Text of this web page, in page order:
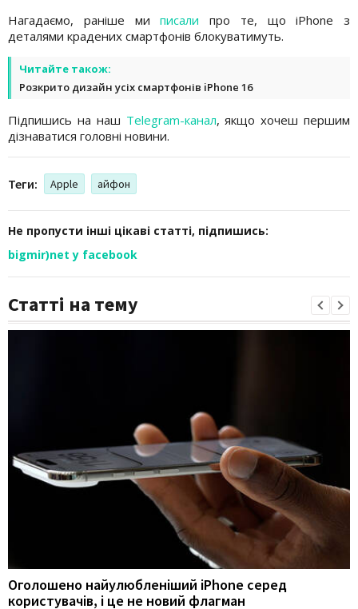
Нагадаємо, раніше миписали про те, що iPhone з
деталями крадених смартфонів блокуватимуть.
Читайте також:
Розкрито дизайн усіх смартфонів iPhone 16
Підпишись на наш Telegram-канал, якщо хочеш першим
дізнаватися головні новини.
Теги: Apple айфон
Не пропусти інші цікаві статті, підпишись:
bigmir)net у facebook
Статті на тему
Оголошено найулюбленіший iPhone серед
користувачів, і це не новий флагман